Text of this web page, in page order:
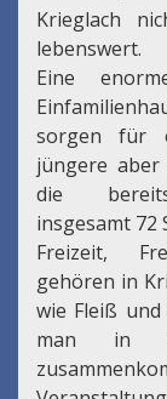
Krieglach
lebenswert.
Eine
sorgen für
jüngere
die bereits
insgesamt
Freizeit,
gehören in
wie Fleiß
man in